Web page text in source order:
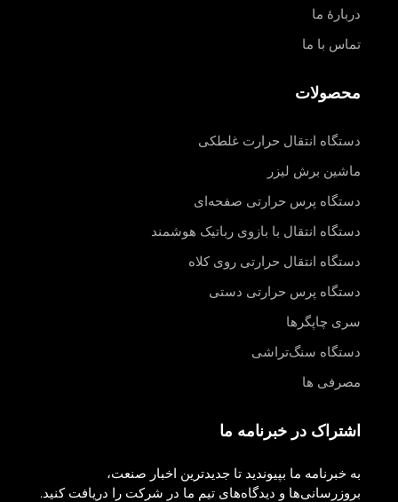
دربارهٔ ما
تماس با ما
محصولات
دستگاه انتقال حرارت غلطکی
ماشین برش لیزر
دستگاه پرس حرارتی صفحه‌ای
دستگاه انتقال با بازوی رباتیک هوشمند
دستگاه انتقال حرارتی روی کلاه
دستگاه پرس حرارتی دستی
سری چاپگرها
دستگاه سنگ‌تراشی
مصرفی ها
اشتراک در خبرنامه ما
به خبرنامه ما بپیوندید تا جدیدترین اخبار صنعت،
بروزرسانی‌ها و دیدگاه‌های تیم ما در شرکت را دریافت کنید.